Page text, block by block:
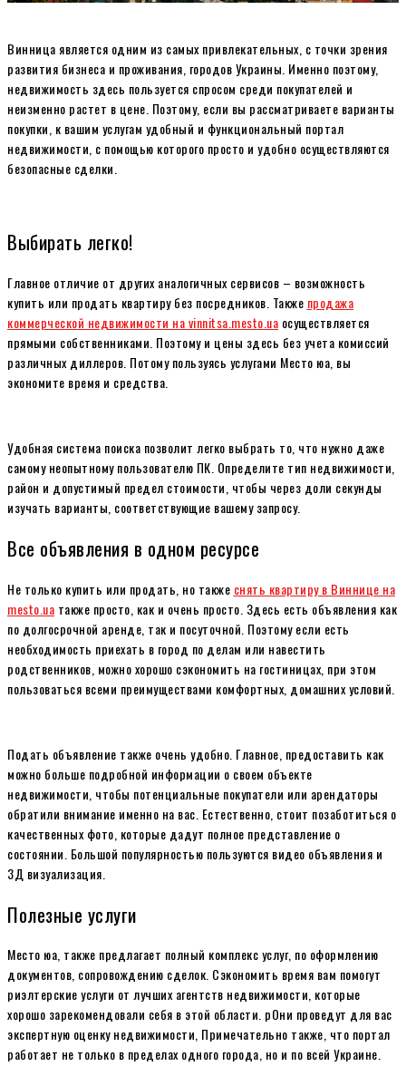
Винница является одним из самых привлекательных, с точки зрения
развития бизнеса и проживания, городов Украины. Именно поэтому,
недвижимость здесь пользуется спросом среди покупателей и
неизменно растет в цене. Поэтому, если вы рассматриваете варианты
покупки, к вашим услугам удобный и функциональный портал
недвижимости, с помощью которого просто и удобно осуществляются
безопасные сделки.
Выбирать легко!
Главное отличие от других аналогичных сервисов – возможность
купить или продать квартиру без посредников. Также продажа
коммерческой недвижимости на vinnitsa.mesto.ua осуществляется
прямыми собственниками. Поэтому и цены здесь без учета комиссий
различных диллеров. Потому пользуясь услугами Место юа, вы
экономите время и средства.
Удобная система поиска позволит легко выбрать то, что нужно даже
самому неопытному пользователю ПК. Определите тип недвижимости,
район и допустимый предел стоимости, чтобы через доли секунды
изучать варианты, соответствующие вашему запросу.
Все объявления в одном ресурсе
Не только купить или продать, но также снять квартиру в Виннице на
mesto.ua также просто, как и очень просто. Здесь есть объявления как
по долгосрочной аренде, так и посуточной. Поэтому если есть
необходимость приехать в город по делам или навестить
родственников, можно хорошо сэкономить на гостиницах, при этом
пользоваться всеми преимуществами комфортных, домашних условий.
Подать объявление также очень удобно. Главное, предоставить как
можно больше подробной информации о своем объекте
недвижимости, чтобы потенциальные покупатели или арендаторы
обратили внимание именно на вас. Естественно, стоит позаботиться о
качественных фото, которые дадут полное представление о
состоянии. Большой популярностью пользуются видео объявления и
3Д визуализация.
Полезные услуги
Место юа, также предлагает полный комплекс услуг, по оформлению
документов, сопровождению сделок. Сэкономить время вам помогут
риэлтерские услуги от лучших агентств недвижимости, которые
хорошо зарекомендовали себя в этой области. рОни проведут для вас
экспертную оценку недвижимости, Примечательно также, что портал
работает не только в пределах одного города, но и по всей Украине.